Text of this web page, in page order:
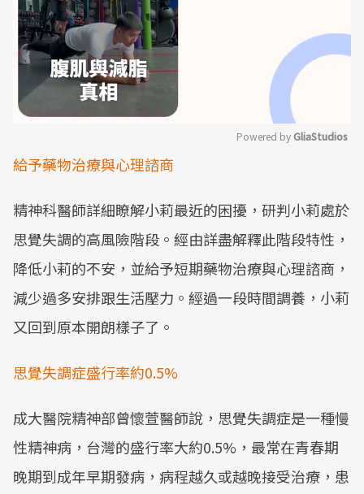
Powered by GliaStudios
給予藥物治療與心理諮商
精神科醫師詳細瞭解小莉最近的困擾，研判小莉處於
思覺失調的高風險階段。經由詳盡解釋此階段特性，
降低小莉的不安，並給予短期藥物治療與心理諮商，
減少過多安排跟生活壓力。經過一段時間調養，小莉
又回到原本開朗樣子了。
思覺失調症盛行率約0.5%
成大醫院精神部曾懷萱醫師說，思覺失調症是一種慢
性精神病，台灣的盛行率大約0.5%，最常在青春期
晚期到成年早期發病，病程越久或越晚接受治療，患